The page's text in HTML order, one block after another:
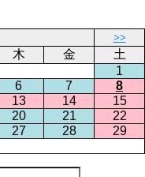
>>
木 金
土
1
6 7
8
13 14
15
20 21
22
27 28
29